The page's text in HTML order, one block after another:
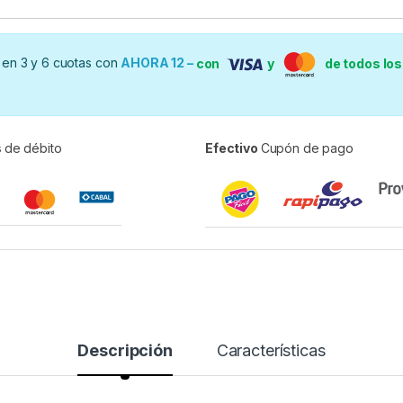
3 y 6 cuotas con AHORA 12 – con y de todos
de débito Efectivo Cupón de pago
Descripción Características